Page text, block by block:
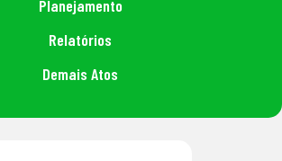
Planejamento
Relatórios
Demais Atos